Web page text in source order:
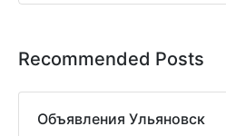
Recommended Posts
Объявления Ульяновск